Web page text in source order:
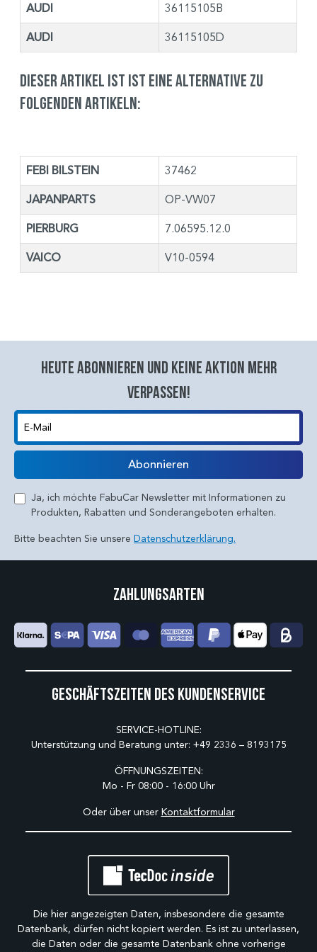
AUDI 36115105B
AUDI 36115105D
Dieser Artikel ist ist eine Alternative zu
folgenden Artikeln:
FEBI BILSTEIN 37462
JAPANPARTS OP-VW07
PIERBURG 7.06595.12.0
VAICO V10-0594
Heute abonnieren und keine aktion mehr
verpassen!
E-Mail
Abonnieren
Ja, ich möchte FabuCar Newsletter mit Informationen zu
Produkten, Rabatten und Sonderangeboten erhalten.
Bitte beachten Sie unsere Datenschutzerklärung.
Geschäftszeiten des Kundenservice
SERVICE-HOTLINE:
Unterstützung und Beratung unter: +49 2336 – 8193175
ÖFFNUNGSZEITEN:
Mo - Fr 08:00 - 16:00 Uhr
Oder über unser Kontaktformular
Zahlungsarten
Die hier angezeigten Daten, insbesondere die gesamte
Datenbank, dürfen nicht kopiert werden. Es ist zu unterlassen,
die Daten oder die gesamte Datenbank ohne vorherige